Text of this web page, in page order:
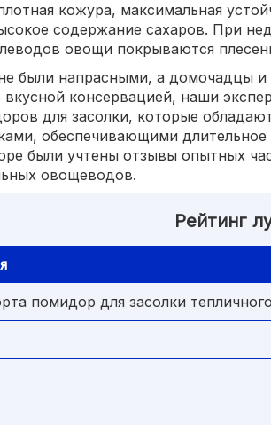
кожура, максимальная
содержание сахаров. При
овощи покрываются
были напрасными, а домочадцы и
вкусной консервацией, наши
для засолки, которые
обеспечивающими
были учтены отзывы опытных
овощеводов.
Рейтинг
помидор для засолки